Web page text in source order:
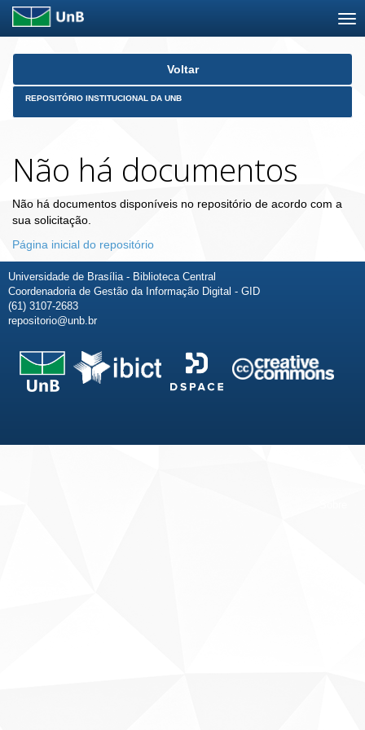
Skip
Voltar
REPOSITÓRIO INSTITUCIONAL DA UNB
Não há documentos
Não há documentos disponíveis no repositório de acordo com a
sua solicitação.
Página inicial do repositório
Universidade de Brasília - Biblioteca Central
Coordenadoria de Gestão da Informação Digital - GID
(61) 3107-2683
repositorio@unb.br